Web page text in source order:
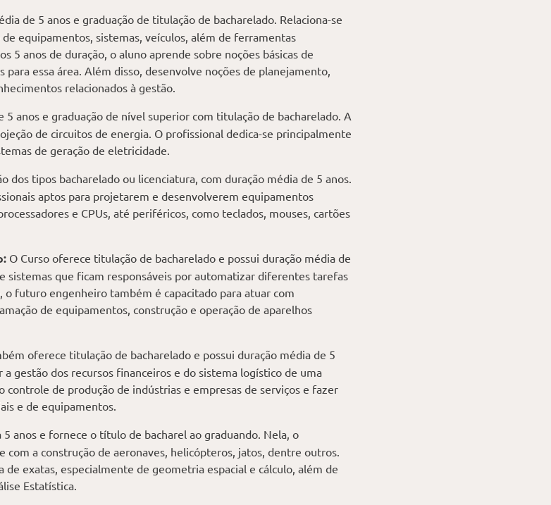
de 5 anos e graduação de titulação de bacharelado. Relaciona-se
equipamentos, sistemas, veículos, além de ferramentas
5 anos de duração, o aluno aprende sobre noções básicas de
essa área. Além disso, desenvolve noções de planejamento,
relacionados à gestão.
5 anos e graduação de nível superior com titulação de bacharelado. A
de circuitos de energia. O profissional dedica-se principalmente
de geração de eletricidade.
dos tipos bacharelado ou licenciatura, com duração média de 5 anos.
aptos para projetarem e desenvolverem equipamentos
e CPUs, até periféricos, como teclados, mouses, cartões
O Curso oferece titulação de bacharelado e possui duração média de
sistemas que ficam responsáveis por automatizar diferentes tarefas
o futuro engenheiro também é capacitado para atuar com
de equipamentos, construção e operação de aparelhos
oferece titulação de bacharelado e possui duração média de 5
gestão dos recursos financeiros e do sistema logístico de uma
controle de produção de indústrias e empresas de serviços e fazer
e de equipamentos.
5 anos e fornece o título de bacharel ao graduando. Nela, o
a construção de aeronaves, helicópteros, jatos, dentre outros.
exatas, especialmente de geometria espacial e cálculo, além de
Estatística.